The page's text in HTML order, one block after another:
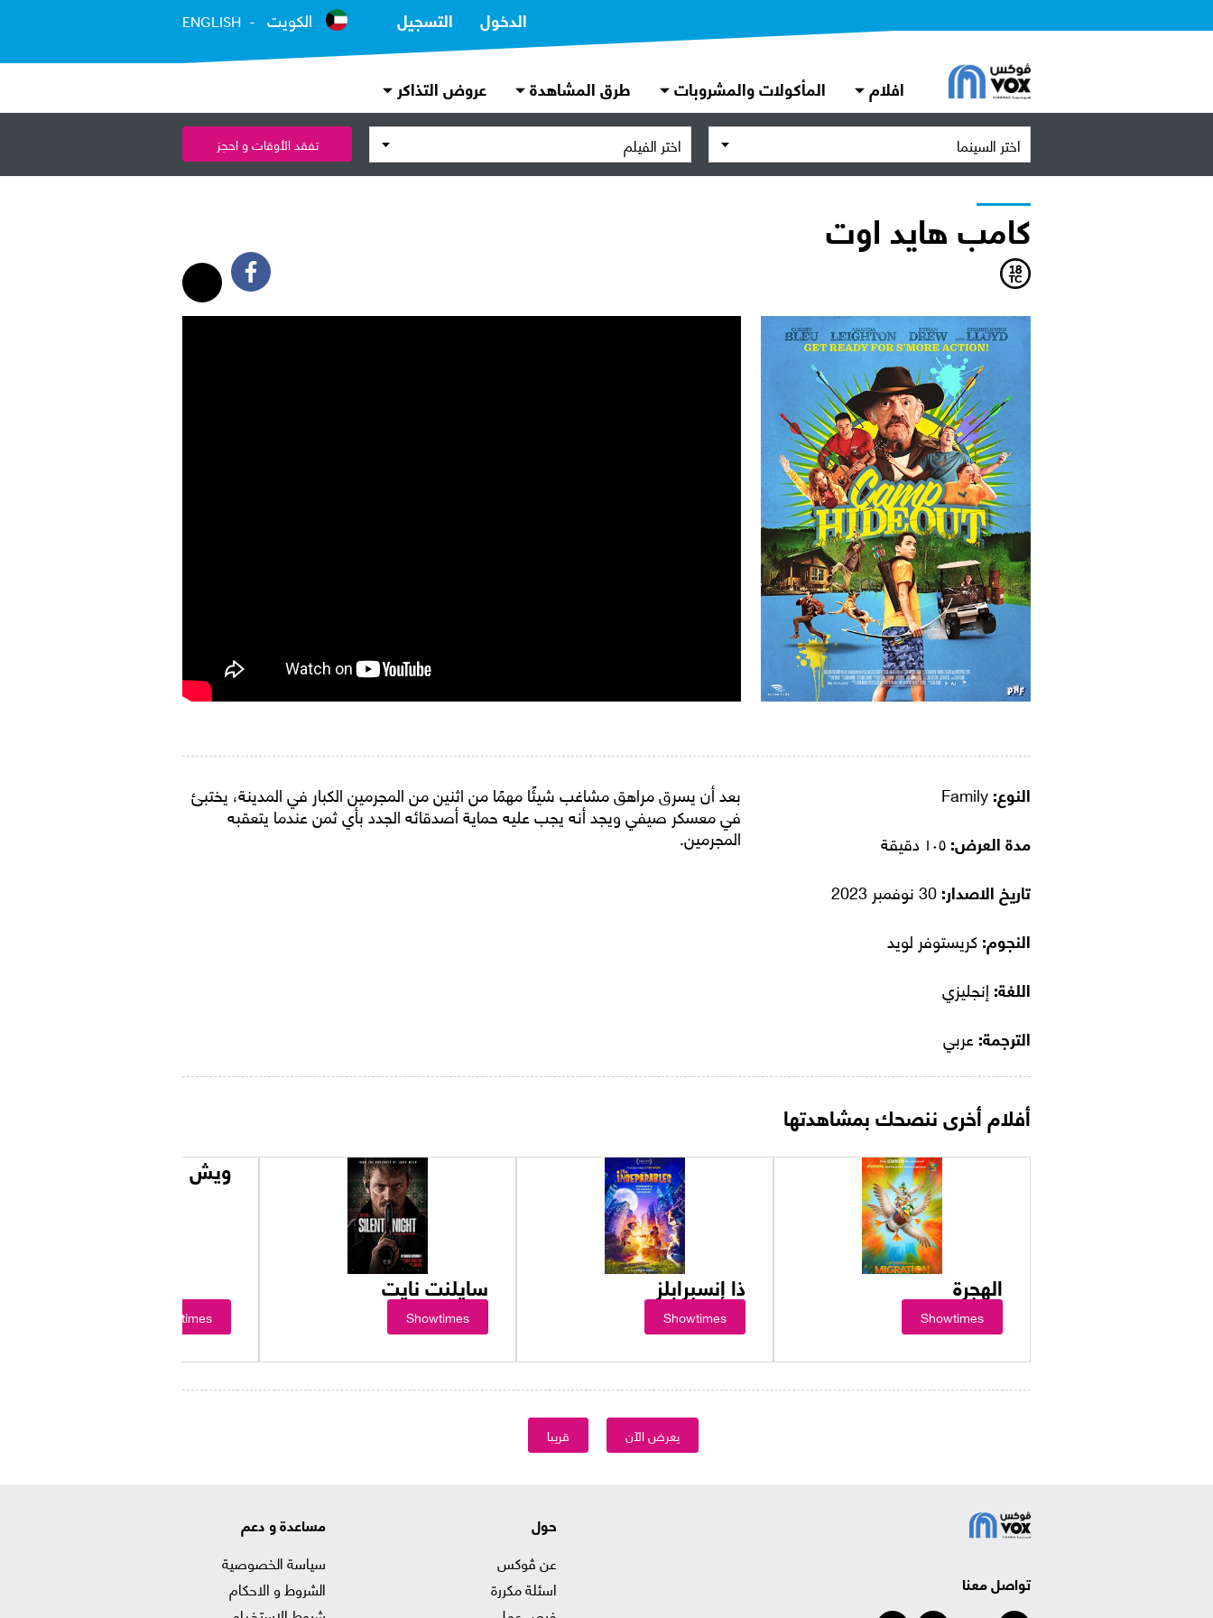
الدخول التسجيل الكويت ENGLISH
افلام المأكولات والمشروبات طرق المشاهدة عروض التذاكر
اختر السينما اختر الفيلم تفقد الأوقات و احجز
كامب هايد اوت
النوع:
مدة العرض:
تاريخ الاصدار:
النجوم:كريستوفر لويد
اللغة: إنجليزي
الترجمة: عربي
بعد أن يسرق مراهق مشاغب شيئًا مهمًا من اثنين من المجرمين الكبار في المدينة، يختبئ
في معسكر صيفي ويجد أنه يجب عليه حماية أصدقائه الجدد بأي ثمن عندما يتعقبه
المجرمين.
أفلام أخرى ننصحك بمشاهدتها
الهجرة
Showtimes
ذا إنسبرابلز
Showtimes
سايلنت نايت
Showtimes
ويش
Showtimes
يعرض الآن قريبا
تواصل معنا
حول
عن ڤوكس
اسئلة مكررة
مساعدة و دعم
سياسة الخصوصية
الشروط و الاحكام